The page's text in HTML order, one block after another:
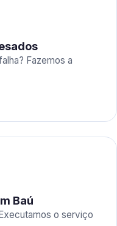
Fazemos a
Baú
o serviço